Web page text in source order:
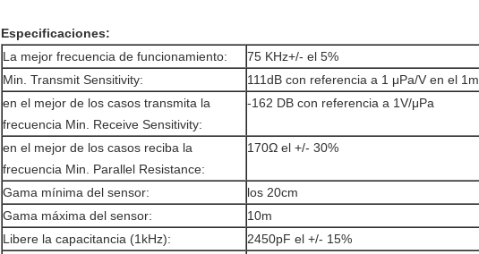
Especificaciones:
La mejor frecuencia de funcionamiento:
75 KHz+/- el 5%
Min. Transmit Sensitivity:
111dB con referencia a 1 μPa/V en el 1m
en el mejor de los casos transmita la
frecuencia Min. Receive Sensitivity:
-162 DB con referencia a 1V/μPa
en el mejor de los casos reciba la
frecuencia Min. Parallel Resistance:
170Ω el +/- 30%
Gama mínima del sensor:
los 20cm
Gama máxima del sensor:
10m
Libere la capacitancia (1kHz):
2450pF el +/- 15%